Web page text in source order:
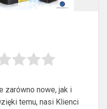
zarówno nowe, jak i
temu, nasi Klienci